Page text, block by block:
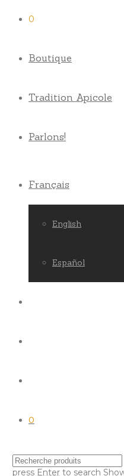
0
Boutique
Tradition Apicole
Parlons!
Français
English
Español
0
press Enterto search